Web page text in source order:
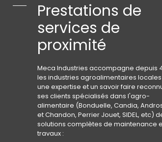
Prestations de
services de
proximité
Meca Industries accompagne depuis
les industries agroalimentaires
une expertise et un savoir faire
ses clients spécialisés dans l'agro-
alimentaire (Bonduelle, Candia,
et Chandon, Perrier Jouet, SIDEL, etc)
solutions complètes de maintenance
travaux :